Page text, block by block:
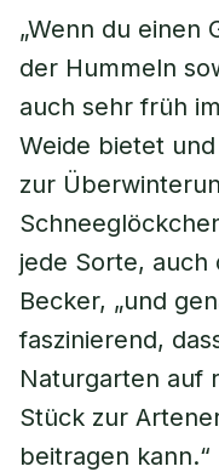
„Wenn du einen
der Hummeln
auch sehr früh
Weide bietet
zur
jede Sorte, auch
Becker, „und
faszinierend,
Naturgarten auf
Stück zur
beitragen